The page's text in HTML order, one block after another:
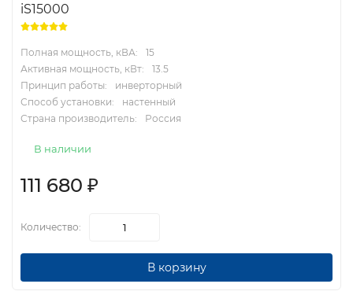
iS15000
Полная мощность, кВА:
15
Активная мощность, кВт:
13.5
Принцип работы:
инверторный
Способ установки:
настенный
Страна производитель:
Россия
В наличии
111 680 ₽
Количество:
В корзину